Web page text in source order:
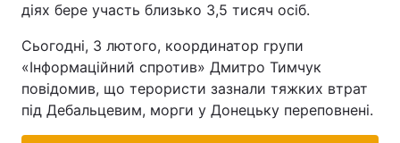
діях бере участь близько 3,5 тисяч осіб.
Сьогодні, 3 лютого, координатор групи
«Інформаційний спротив» Дмитро Тимчук
повідомив, що терористи зазнали тяжких втрат
під Дебальцевим, морги у Донецьку переповнені.